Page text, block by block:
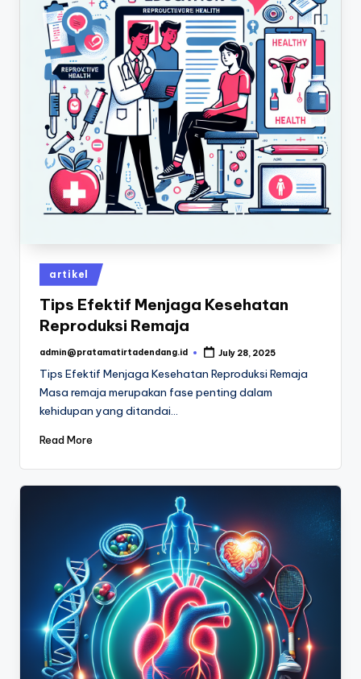
Posted
in
artikel
Tips Efektif Menjaga Kesehatan
Reproduksi Remaja
Posted
admin@pratamatirtadendang.id July 28, 2025
Tips Efektif Menjaga Kesehatan Reproduksi Remaja
Masa remaja merupakan fase penting dalam
kehidupan yang ditandai…
Read More